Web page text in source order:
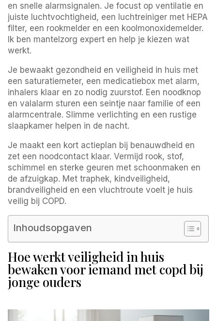
en snelle alarmsignalen. Je focust op ventilatie en
juiste luchtvochtigheid, een luchtreiniger met HEPA
filter, een rookmelder en een koolmonoxidemelder.
Ik ben mantelzorg expert en help je kiezen wat
werkt.
Je bewaakt gezondheid en veiligheid in huis met
een saturatiemeter, een medicatiebox met alarm,
inhalers klaar en zo nodig zuurstof. Een noodknop
en valalarm sturen een seintje naar familie of een
alarmcentrale. Slimme verlichting en een rustige
slaapkamer helpen in de nacht.
Je maakt een kort actieplan bij benauwdheid en
zet een noodcontact klaar. Vermijd rook, stof,
schimmel en sterke geuren met schoonmaken en
de afzuigkap. Met traphek, kindveiligheid,
brandveiligheid en een vluchtroute voelt je huis
veilig bij COPD.
Inhoudsopgaven
Hoe werkt veiligheid in huis
bewaken voor iemand met copd bij
jonge ouders